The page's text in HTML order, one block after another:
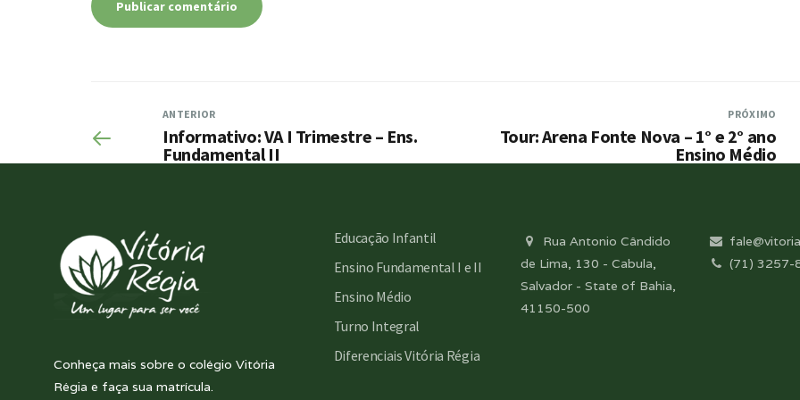
ANTERIOR
Informativo: VA I Trimestre – Ens.
Fundamental II
PRÓXIMO
Tour: Arena Fonte Nova – 1° e 2° ano
Ensino Médio
Conheça mais sobre o colégio Vitória
Régia e faça sua matrícula.
Educação Infantil
Ensino Fundamental I e II
Ensino Médio
Turno Integral
Diferenciais Vitória Régia
Rua Antonio Cândido
de Lima, 130 - Cabula,
Salvador - State of Bahia,
41150-500
(71) 3257-